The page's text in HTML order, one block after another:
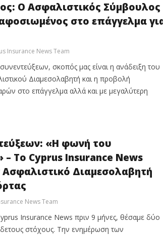
Ο Ασφαλιστικός Σύμβουλος
στο επάγγελμα
Insurance News Team
σκοπός μας είναι η ανάδειξη του
Διαμεσολαβητή και η προβολή
στο επάγγελμα αλλά και με μεγαλύτερη
«Η φωνή του
– Το Cyprus Insurance News
Ασφαλιστικό Διαμεσολαβητή
News Team
Insurance News πριν 9 μήνες, θέσαμε δύο
στόχους. Την ενημέρωση των